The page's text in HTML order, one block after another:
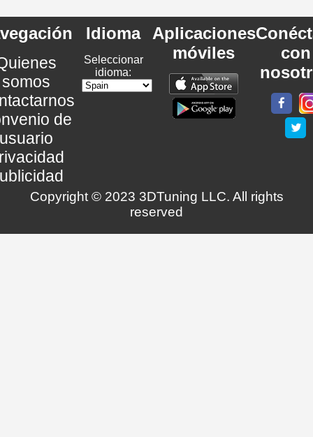
somos
de
Idioma
Seleccionar
idioma:
Aplicaciones
móviles
con
Copyright © 2023 3DTuning LLC. All rights
reserved